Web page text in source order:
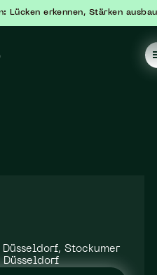
Lücken erkennen, Stärken
Düsseldorf, Stockumer
Düsseldorf